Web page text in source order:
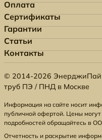
Оплата
Сертификаты
Гарантии
Статьи
Контакты
© 2014-2026
труб ПЭ / ПНД в Москве
Информация на сайте носит
публичной офертой. Цены
подробностей обращайтесь в
Отчетность и раскрытие